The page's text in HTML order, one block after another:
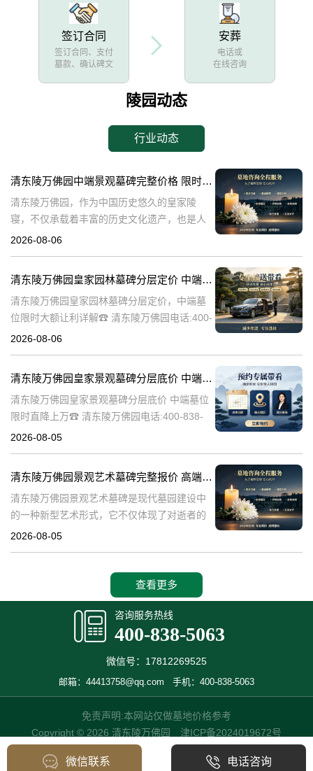
签订合同
签订合同、支付
墓款、确认碑文
安葬
电话或
在线咨询
陵园动态
行业动态
清东陵万佛园中端景观墓碑完整价格 限时减免多年管理费详解
清东陵万佛园，作为中国历史悠久的皇家陵
寝，不仅承载着丰富的历史文化遗产，也是人
们缅怀先人、寄托哀思的重要场所。近年来，
清
2026-08-06
清东陵万佛园皇家园林墓碑分层定价 中端墓位限时大额让利详解
清东陵万佛园皇家园林墓碑分层定价，中端墓
位限时大额让利详解☎ 清东陵万佛园电话:400-
838-5063清东陵万佛园，作为中国历史上著名
2026-08-06
清东陵万佛园皇家景观墓碑分层底价 中端墓位限时直降上万
清东陵万佛园皇家景观墓碑分层底价 中端墓位
限时直降上万☎ 清东陵万佛园电话:400-838-
5063清东陵万佛园，作为中国历史上著名的皇
2026-08-05
清东陵万佛园景观艺术墓碑完整报价 高端墓型大额直降活动详解
清东陵万佛园景观艺术墓碑是现代墓园建设中
的一种新型艺术形式，它不仅体现了对逝者的
尊重和缅怀，更是一种文化艺术的传承。本文
2026-08-05
查看更多
咨询服务热线
400-838-5063
微信号：17812269525
邮箱：44413758@qq.com 手机：400-838-5063
免责声明:本网站仅做墓地价格参考
Copyright © 2026 清东陵万佛园 津ICP备2024019672号
微信联系 电话咨询